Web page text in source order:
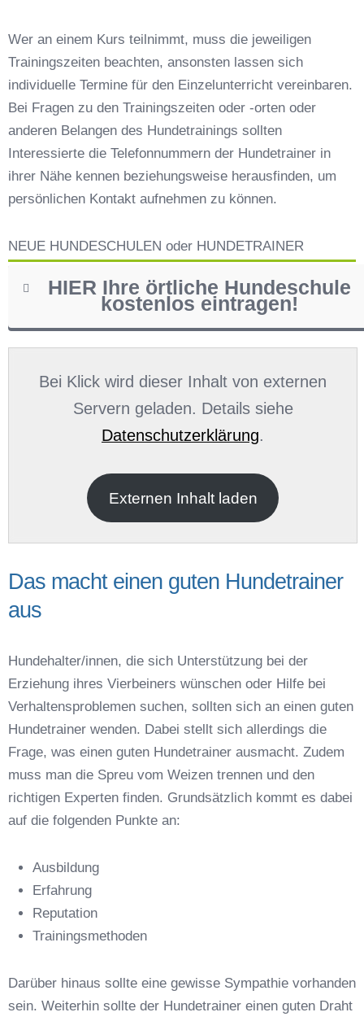
Wer an einem Kurs teilnimmt, muss die jeweiligen
Trainingszeiten beachten, ansonsten lassen sich
individuelle Termine für den Einzelunterricht vereinbaren.
Bei Fragen zu den Trainingszeiten oder -orten oder
anderen Belangen des Hundetrainings sollten
Interessierte die Telefonnummern der Hundetrainer in
ihrer Nähe kennen beziehungsweise herausfinden, um
persönlichen Kontakt aufnehmen zu können.
NEUE HUNDESCHULEN oder HUNDETRAINER
HIER Ihre örtliche Hundeschule
kostenlos eintragen!
Anschrift
Bei Klick wird dieser Inhalt von externen
Servern geladen. Details siehe
Datenschutzerklärung.
Externen Inhalt laden
Das macht einen guten Hundetrainer
aus
Hundehalter/innen, die sich Unterstützung bei der
Erziehung ihres Vierbeiners wünschen oder Hilfe bei
Verhaltensproblemen suchen, sollten sich an einen guten
Hundetrainer wenden. Dabei stellt sich allerdings die
Frage, was einen guten Hundetrainer ausmacht. Zudem
muss man die Spreu vom Weizen trennen und den
richtigen Experten finden. Grundsätzlich kommt es dabei
auf die folgenden Punkte an:
Ausbildung
Erfahrung
Reputation
Trainingsmethoden
Darüber hinaus sollte eine gewisse Sympathie vorhanden
sein. Weiterhin sollte der Hundetrainer einen guten Draht